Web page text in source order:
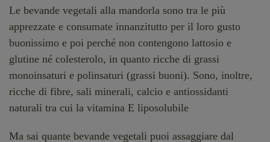
Le bevande vegetali alla mandorla sono tra le più
apprezzate e consumate innanzitutto per il loro gusto
buonissimo e poi perché non contengono lattosio e
glutine né colesterolo, in quanto ricche di grassi
monoinsaturi e polinsaturi (grassi buoni). Sono, inoltre,
ricche di fibre, sali minerali, calcio e antiossidanti
naturali tra cui la vitamina E liposolubile
Ma sai quante bevande vegetali puoi assaggiare dal